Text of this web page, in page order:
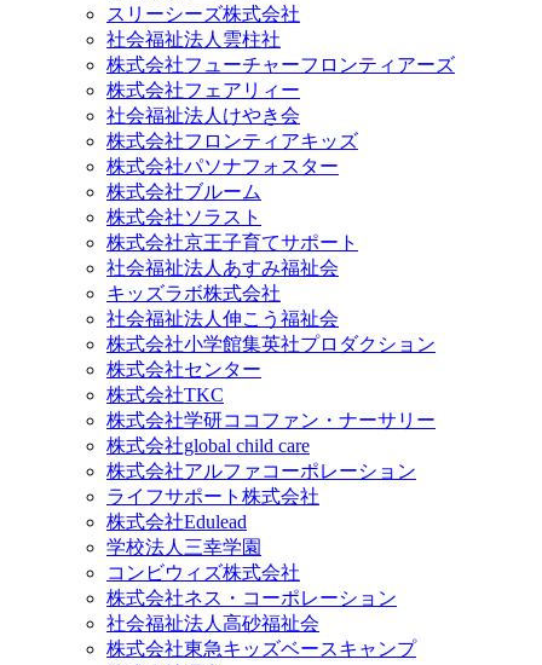
スリーシーズ株式会社
社会福祉法人雲柱社
株式会社フューチャーフロンティアーズ
株式会社フェアリィー
社会福祉法人けやき会
株式会社フロンティアキッズ
株式会社パソナフォスター
株式会社ブルーム
株式会社ソラスト
株式会社京王子育てサポート
社会福祉法人あすみ福祉会
キッズラボ株式会社
社会福祉法人伸こう福祉会
株式会社小学館集英社プロダクション
株式会社センター
株式会社TKC
株式会社学研ココファン・ナーサリー
株式会社global child care
株式会社アルファコーポレーション
ライフサポート株式会社
株式会社Edulead
学校法人三幸学園
コンビウィズ株式会社
株式会社ネス・コーポレーション
社会福祉法人高砂福祉会
株式会社東急キッズベースキャンプ